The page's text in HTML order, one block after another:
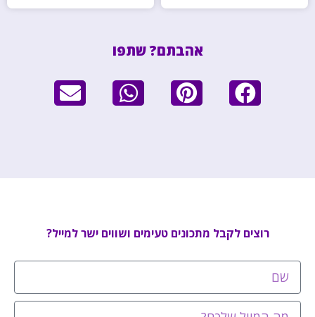
אהבתם? שתפו
רוצים לקבל מתכונים טעימים ושווים ישר למייל?